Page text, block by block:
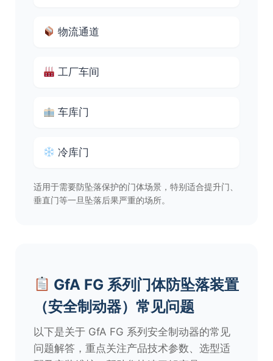
物流通道
工厂车间
车库门
冷库门
适用于需要防坠落保护的门体场景，特别适合提升门、
垂直门等一旦坠落后果严重的场所。
GfA FG 系列门体防坠落装置
（安全制动器）常见问题
以下是关于 GfA FG 系列安全制动器的常见
问题解答，重点关注产品技术参数、选型适